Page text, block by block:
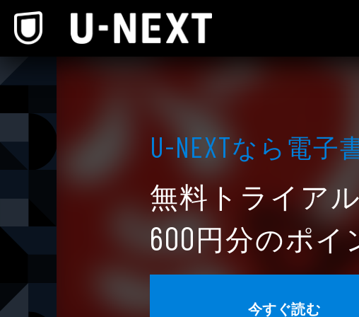
U-NEXTなら電⼦
無料トライアル
600円分のポイ
今すぐ読む